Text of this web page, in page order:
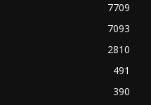
7709
7093
2810
491
390